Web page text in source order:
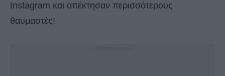
Instagram και απέκτησαν περισσότερους
θαυμαστές!